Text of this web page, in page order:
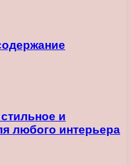
и
любого интерьера